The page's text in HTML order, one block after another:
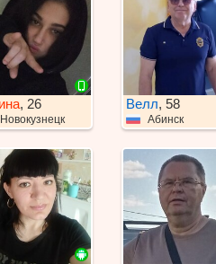
, 26
Новокузнецк
Велл, 58
Абинск